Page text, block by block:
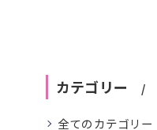
カテゴリー
全てのカテゴリー